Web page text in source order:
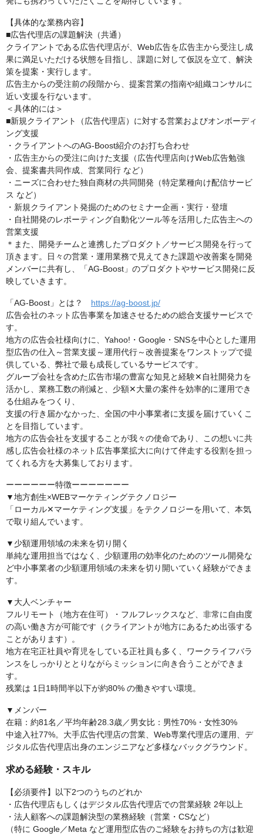
【具体的な業務内容】
■広告代理店の課題解決（共通）
クライアントである広告代理店が、Web広告を広告主から受注し成
果に満足いただける状態を目指し、課題に対して仮説を立て、解決
策を提案・実行します。
広告主からの受注前の段階から、提案営業の指南や組織コンサルに
近い支援を行ないます。
＜具体的には＞
■新規クライアント（広告代理店）に対する営業およびオンボーディ
ング支援
・クライアントへのAG-Boost紹介のお打ち合わせ
・広告主からの受注に向けた支援（広告代理店向けWeb広告勉強
会、提案書共同作成、営業同行 など）
・ニーズに合わせた独自商材の共同開発（特定業種向け配信サービ
ス など）
・新規クライアント発掘のためのセミナー企画・実行・登壇
・自社開発のレポーティング自動化ツール等を活用した広告主への
営業支援
＊また、開発チームと連携したプロダクト／サービス開発を行って
頂きます。日々の営業・運用業務で見えてきた課題や改善案を開発
メンバーに共有し、「AG-Boost」のプロダクトやサービス開発に反
映していきます。
「AG-Boost」とは？ https://ag-boost.jp/
広告会社のネット広告事業を加速させるための総合支援サービスで
す。
地方の広告会社様向けに、Yahoo!・Google・SNSを中心とした運用
型広告の仕入～営業支援～運用代行～改善提案をワンストップで提
供している、弊社で最も成長しているサービスです。
グループ会社を含めた広告市場の豊富な知見と経験✕自社開発力を
活かし、業務工数の削減と、少額✕大量の案件を効率的に運用でき
る仕組みをつくり、
支援の行き届かなかった、全国の中小事業者に支援を届けていくこ
とを目指しています。
地方の広告会社を支援することが我々の使命であり、この想いに共
感し広告会社様のネット広告事業拡大に向けて伴走する役割を担っ
てくれる方を大募集しております。
ーーーーーー特徴ーーーーーーー
▼地方創生×WEBマーケティングテクノロジー
「ローカル✕マーケティング支援」をテクノロジーを用いて、本気
で取り組んでいます。
▼少額運用領域の未来を切り開く
単純な運用担当ではなく、少額運用の効率化のためのツール開発な
ど中小事業者の少額運用領域の未来を切り開いていく経験ができま
す。
▼大人ベンチャー
フルリモート（地方在住可）・フルフレックスなど、非常に自由度
の高い働き方が可能です（クライアントが地方にあるため出張する
ことがあります）。
地方在宅正社員や育児をしている正社員も多く、ワークライフバラ
ンスをしっかりととりながらミッションに向き合うことができま
す。
残業は 1日1時間半以下が約80% の働きやすい環境。
▼メンバー
在籍：約81名／平均年齢28.3歳／男女比：男性70%・女性30%
中途入社77%。大手広告代理店の営業、Web専業代理店の運用、デ
ジタル広告代理店出身のエンジニアなど多様なバックグラウンド。
求める経験・スキル
【必須要件】以下2つのうちのどれか
・広告代理店もしくはデジタル広告代理店での営業経験 2年以上
・法人顧客への課題解決型の業務経験（営業・CSなど）
（特に Google／Meta など運用型広告のご経験をお持ちの方は歓迎